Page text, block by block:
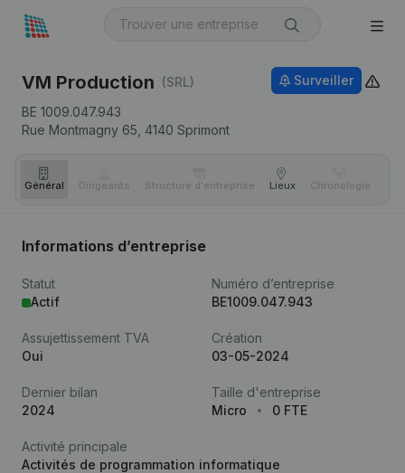
VM Production (SRL)
BE 1009.047.943
Rue Montmagny 65, 4140 Sprimont
Surveiller
Général Dirigeants Structure d'entreprise Lieux Chronologie
Informations d’entreprise
Statut
Actif
Numéro d’entreprise
BE1009.047.943
Assujettissement TVA
Oui
Création
03-05-2024
Dernier bilan
2024
Taille d'entreprise
Micro
0 FTE
Activité principale
Activités de programmation informatique